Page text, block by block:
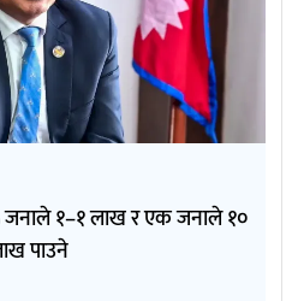
जनाले १–१ लाख र एक जनाले १०
पाउने